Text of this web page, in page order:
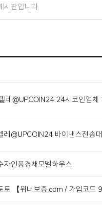
시판입니다.
레@UPCOIN24 24시코인업
레@UPCOIN24 바이낸스전송
자인풍경채모델하우스
토 【위너보증.com / 가입코드